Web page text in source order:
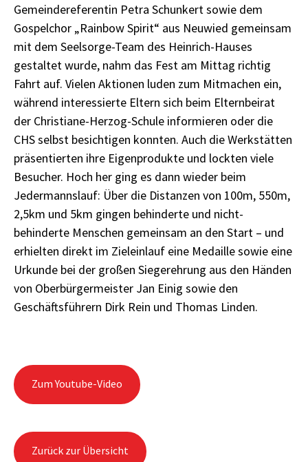
Gemeindereferentin Petra Schunkert sowie dem
Gospelchor „Rainbow Spirit“ aus Neuwied gemeinsam
mit dem Seelsorge-Team des Heinrich-Hauses
gestaltet wurde, nahm das Fest am Mittag richtig
Fahrt auf. Vielen Aktionen luden zum Mitmachen ein,
während interessierte Eltern sich beim Elternbeirat
der Christiane-Herzog-Schule informieren oder die
CHS selbst besichtigen konnten. Auch die Werkstätten
präsentierten ihre Eigenprodukte und lockten viele
Besucher. Hoch her ging es dann wieder beim
Jedermannslauf: Über die Distanzen von 100m, 550m,
2,5km und 5km gingen behinderte und nicht-
behinderte Menschen gemeinsam an den Start – und
erhielten direkt im Zieleinlauf eine Medaille sowie eine
Urkunde bei der großen Siegerehrung aus den Händen
von Oberbürgermeister Jan Einig sowie den
Geschäftsführern Dirk Rein und Thomas Linden.
Zum Youtube-Video
Zurück zur Übersicht